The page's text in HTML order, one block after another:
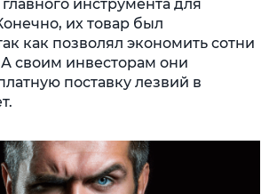
инструмента для
их товар был
как позволял экономить сотни
своим инвесторам они
поставку лезвий в